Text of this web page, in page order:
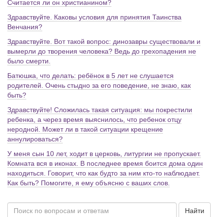
Считается ли он христианином?
Здравствуйте. Каковы условия для принятия Таинства
Венчания?
Здравствуйте. Вот такой вопрос: динозавры существовали и
вымерли до творения человека? Ведь до грехопадения не
было смерти.
Батюшка, что делать: ребёнок в 5 лет не слушается
родителей. Очень стыдно за его поведение, не знаю, как
быть?
Здравствуйте! Сложилась такая ситуация: мы покрестили
ребенка, а через время выяснилось, что ребенок отцу
неродной. Может ли в такой ситуации крещение
аннулироваться?
У меня сын 10 лет, ходит в церковь, литургии не пропускает.
Комната вся в иконах. В последнее время боится дома один
находиться. Говорит, что как будто за ним кто-то наблюдает.
Как быть? Помогите, я ему объясню с ваших слов.
Найти